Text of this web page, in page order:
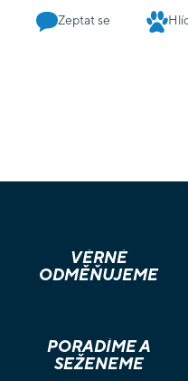
přátelům. Pokud nasbíráte
NEBO 3 různé typy karet
Zeptat se
VĚRNÉ
ODMĚŇUJEME
PORADÍME A
SEŽENEME